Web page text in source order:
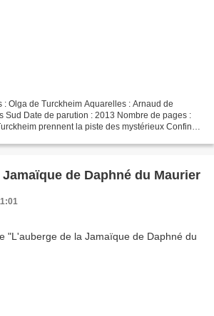
: Olga de Turckheim Aquarelles : Arnaud de
Sud Date de parution : 2013 Nombre de pages :
prennent la piste des mystérieux Confins
de Daphné du Maurier